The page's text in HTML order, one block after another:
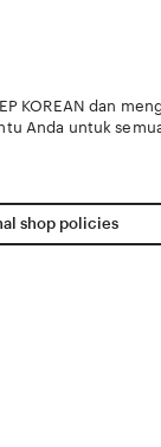
KOREAN dan
Anda untuk
shop policies